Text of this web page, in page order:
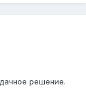
решение.